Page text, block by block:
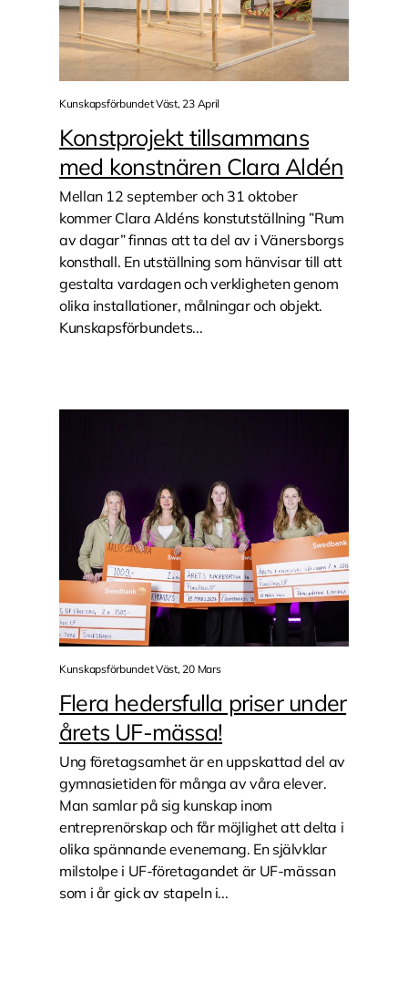
Kunskapsförbundet Väst, 23 April
Konstprojekt tillsammans
med konstnären Clara Aldén
Mellan 12 september och 31 oktober
kommer Clara Aldéns konstutställning ”Rum
av dagar” finnas att ta del av i Vänersborgs
konsthall. En utställning som hänvisar till att
gestalta vardagen och verkligheten genom
olika installationer, målningar och objekt.
Kunskapsförbundets...
Kunskapsförbundet Väst, 20 Mars
Flera hedersfulla priser under
årets UF-mässa!
Ung företagsamhet är en uppskattad del av
gymnasietiden för många av våra elever.
Man samlar på sig kunskap inom
entreprenörskap och får möjlighet att delta i
olika spännande evenemang. En självklar
milstolpe i UF-företagandet är UF-mässan
som i år gick av stapeln i...